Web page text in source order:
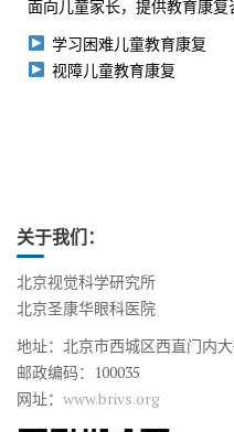
面向儿童家长，提供教育康复
学习困难儿童教育康复
视障儿童教育康复
关于我们：
北京视觉科学研究所
北京圣康华眼科医院
地址：北京市西城区西直门内
邮政编码：100035
网址： www.brivs.org